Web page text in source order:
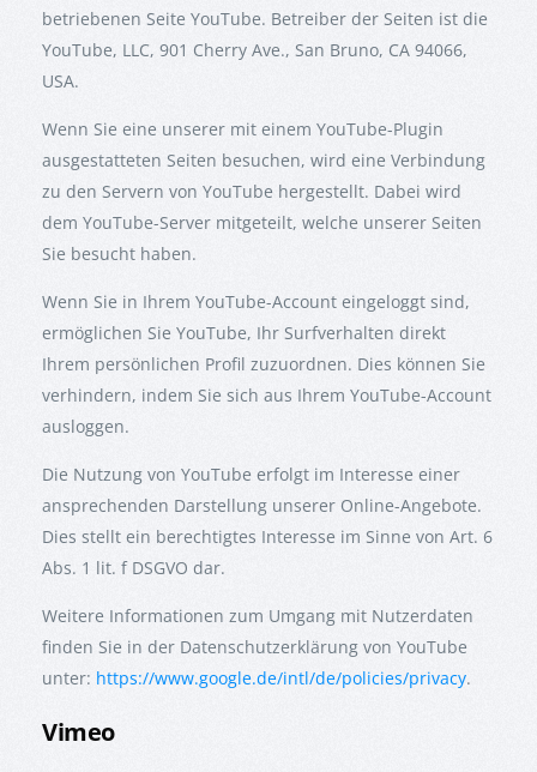
betriebenen Seite YouTube. Betreiber der Seiten ist die
YouTube, LLC, 901 Cherry Ave., San Bruno, CA 94066,
USA.
Wenn Sie eine unserer mit einem YouTube-Plugin
ausgestatteten Seiten besuchen, wird eine Verbindung
zu den Servern von YouTube hergestellt. Dabei wird
dem YouTube-Server mitgeteilt, welche unserer Seiten
Sie besucht haben.
Wenn Sie in Ihrem YouTube-Account eingeloggt sind,
ermöglichen Sie YouTube, Ihr Surfverhalten direkt
Ihrem persönlichen Profil zuzuordnen. Dies können Sie
verhindern, indem Sie sich aus Ihrem YouTube-Account
ausloggen.
Die Nutzung von YouTube erfolgt im Interesse einer
ansprechenden Darstellung unserer Online-Angebote.
Dies stellt ein berechtigtes Interesse im Sinne von Art. 6
Abs. 1 lit. f DSGVO dar.
Weitere Informationen zum Umgang mit Nutzerdaten
finden Sie in der Datenschutzerklärung von YouTube
unter: https://www.google.de/intl/de/policies/privacy.
Vimeo